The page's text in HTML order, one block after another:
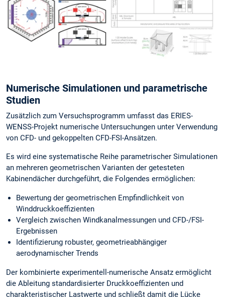
Numerische Simulationen und parametrische
Studien
Zusätzlich zum Versuchsprogramm umfasst das ERIES-
WENSS-Projekt numerische Untersuchungen unter Verwendung
von CFD- und gekoppelten CFD-FSI-Ansätzen.
Es wird eine systematische Reihe parametrischer Simulationen
an mehreren geometrischen Varianten der getesteten
Kabinendächer durchgeführt, die Folgendes ermöglichen:
Bewertung der geometrischen Empfindlichkeit von
Winddruckkoeffizienten
Vergleich zwischen Windkanalmessungen und CFD-/FSI-
Ergebnissen
Identifizierung robuster, geometrieabhängiger
aerodynamischer Trends
Der kombinierte experimentell-numerische Ansatz ermöglicht
die Ableitung standardisierter Druckkoeffizienten und
charakteristischer Lastwerte und schließt damit die Lücke